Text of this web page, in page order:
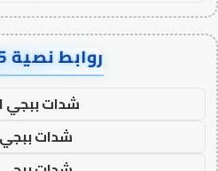
روابط نصية AA49895
شدات ببجي
شدات ببجي